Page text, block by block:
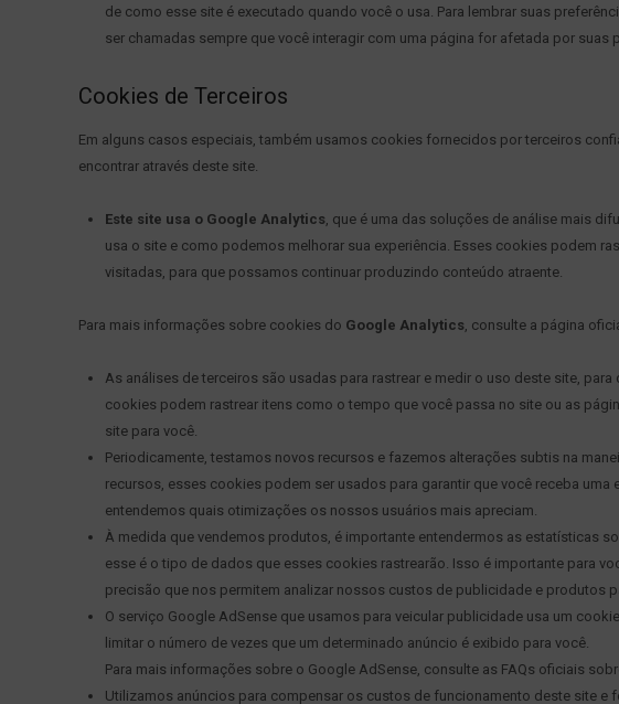
de como esse site é executado quando você o usa. Para lembrar suas
ser chamadas sempre que você interagir com uma página for afetada por suas
Cookies de Terceiros
Em alguns casos especiais, também usamos cookies fornecidos por terceiros
encontrar através deste site.
Este site usa o Google Analytics, que é uma das soluções de análise mais
usa o site e como podemos melhorar sua experiência. Esses cookies podem
visitadas, para que possamos continuar produzindo conteúdo atraente.
Para mais informações sobre cookies do Google Analytics, consulte a página
As análises de terceiros são usadas para rastrear e medir o uso deste site,
cookies podem rastrear itens como o tempo que você passa no site ou as
site para você.
Periodicamente, testamos novos recursos e fazemos alterações subtis na
recursos, esses cookies podem ser usados ​​para garantir que você receba
entendemos quais otimizações os nossos usuários mais apreciam.
À medida que vendemos produtos, é importante entendermos as estatísticas
esse é o tipo de dados que esses cookies rastrearão. Isso é importante para
precisão que nos permitem analizar nossos custos de publicidade e produtos
O serviço Google AdSense que usamos para veicular publicidade usa um
limitar o número de vezes que um determinado anúncio é exibido para você.
Para mais informações sobre o Google AdSense, consulte as FAQs oficiais
Utilizamos anúncios para compensar os custos de funcionamento deste site